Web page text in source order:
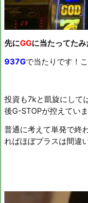
先にGGに当たってた
937Gで当たりです！
投資も7kと凱旋にして
後G-STOPが控えていま
普通に考えて単発で終
ればほぼプラスは間違